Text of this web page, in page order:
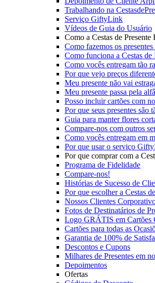
Trabalhando na
Serviço GiftyLink
Vídeos de Guia do Usuário
Como a Cestas de Presente
Como fazemos os
Como funciona a Cestas de
Como vocês entregam tão
Por que vejo preços
Meu presente não vai
Meu presente passa pela
Posso incluir cartões com
Por que seus presentes são
Guia para manter flores
Compare-nos com outros
Como vocês entregam em
Por que usar o serviço
Por que comprar com a
Programa de Fidelidade
Compare-nos!
Histórias de Sucesso de
Por que escolher a Cestas
Nossos Clientes
Fotos de Destinatários de
Logo GRÁTIS em Cartões
Cartões para todas as
Garantia de 100% de
Descontos e Cupons
Milhares de Presentes em
Depoimentos
Ofertas